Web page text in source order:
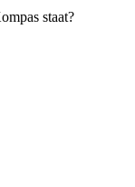
staat?